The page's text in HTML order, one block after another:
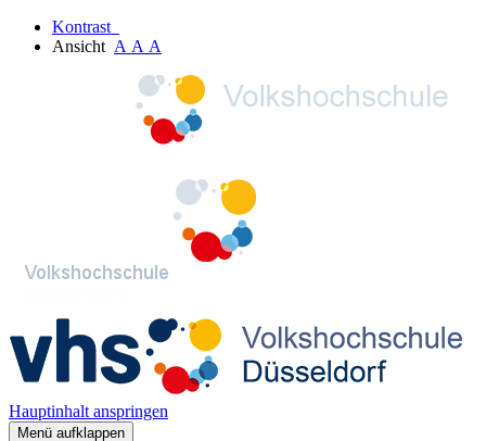
Kontrast
Ansicht A A A
Hauptinhalt anspringen
Menü aufklappen